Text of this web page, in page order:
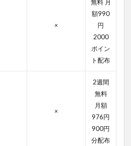
×
無料 月
額990
円
2000
ポイン
ト配布
×
2週間
無料
月額
976円
900円
分配布